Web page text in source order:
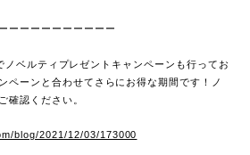
ーーーーーーーーーー
ベルティプレゼントキャンペーンも行ってお
ペーンと合わせてさらにお得な期間です！ノ
確認ください。
blog/2021/12/03/173000